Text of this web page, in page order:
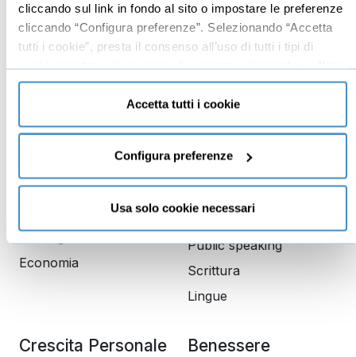
cliccando sul link in fondo al sito o impostare le preferenze
cliccando “Configura preferenze”. Selezionando “Accetta
tutti i cookie”, presta il consenso all’uso di tutti i tipi di
cookie mentre può revocare il consenso cliccando su “Usa
solo cookie necessari” e saranno attivati i soli cookie
tecnici necessari al corretto funzionamento del sito.
Accetta tutti i cookie
Configura preferenze
Usa solo cookie necessari
Marketing
Produttività
Investimenti
Economia
Public speaking
Scrittura
Lingue
Crescita Personale Benessere